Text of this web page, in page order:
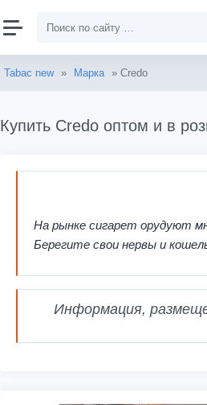
Tabac new » Марка » Credo
Купить Credo оптом и в
На рынке сигарет орудуют
Берегите свои нервы и
Информация,